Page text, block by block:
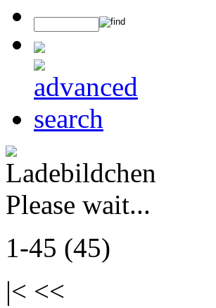
Please wait...
1-45 (45)
|< <<